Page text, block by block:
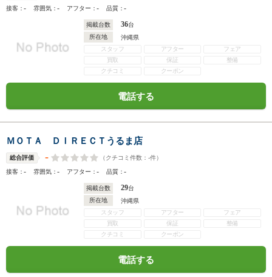
接客：- 雰囲気：- アフター：- 品質：-
掲載台数 36台
所在地
沖縄県
スタッフ
アフター
フェア
買取
保証
整備
クチコミ
クーポン
電話する
ＭＯＴＡ ＤＩＲＥＣＴうるま店
総合評価 - （クチコミ件数： -件）
接客：- 雰囲気：- アフター：- 品質：-
掲載台数 29台
所在地
沖縄県
スタッフ
アフター
フェア
買取
保証
整備
クチコミ
クーポン
電話する